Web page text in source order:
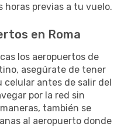
horas previas a tu vuelo.
en Roma
los aeropuertos de
asegúrate de tener
antes de salir del
por la red sin
también se
al aeropuerto donde